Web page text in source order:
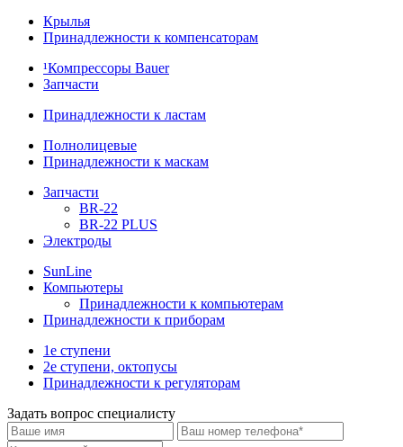
Крылья
Принадлежности к компенсаторам
¹Компрессоры Bauer
Запчасти
Принадлежности к ластам
Полнолицевые
Принадлежности к маскам
Запчасти
BR-22
BR-22 PLUS
Электроды
SunLine
Компьютеры
Принадлежности к компьютерам
Принадлежности к приборам
1е ступени
2е ступени, октопусы
Принадлежности к регуляторам
Задать вопрос специалисту